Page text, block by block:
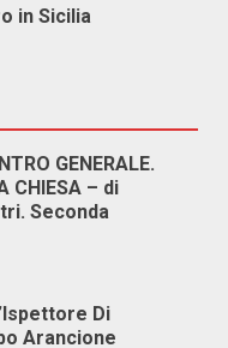
in Sicilia
GENERALE.
CHIESA – di
Seconda
Di
Arancione